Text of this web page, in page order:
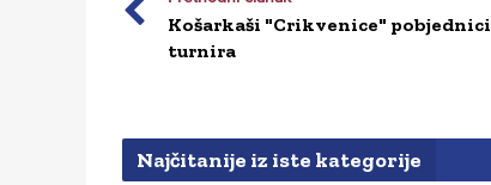
Košarkaši "Crikvenice" pobjednici
turnira
Najčitanije iz iste kategorije